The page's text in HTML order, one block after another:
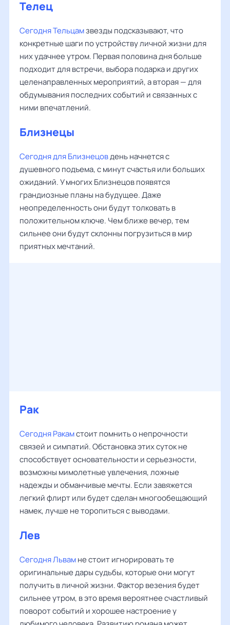
Телец
Сегодня Тельцамзвезды подсказывают, что
конкретные шаги по устройству личной жизни для
них удачнее утром. Первая половина дня больше
подходит для встречи, выбора подарка и других
целенаправленных мероприятий, а вторая — для
обдумывания последних событий и связанных с
ними впечатлений.
Близнецы
Сегодня для Близнецовдень начнется с
душевного подъема, с минут счастья или больших
ожиданий. У многих Близнецов появятся
грандиозные планы на будущее. Даже
неопределенность они будут толковать в
положительном ключе. Чем ближе вечер, тем
сильнее они будут склонны погрузиться в мир
приятных мечтаний.
Рак
Сегодня Ракамстоит помнить о непрочности
связей и симпатий. Обстановка этих суток не
способствует основательности и серьезности,
возможны мимолетные увлечения, ложные
надежды и обманчивые мечты. Если завяжется
легкий флирт или будет сделан многообещающий
намек, лучше не торопиться с выводами.
Лев
Сегодня Львамне стоит игнорировать те
оригинальные дары судьбы, которые они могут
получить в личной жизни. Фактор везения будет
сильнее утром, в это время вероятнее счастливый
поворот событий и хорошее настроение у